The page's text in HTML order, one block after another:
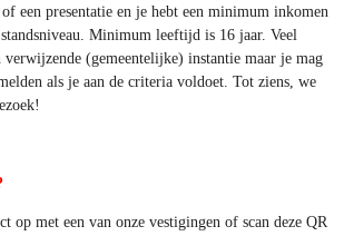
een presentatie en je hebt een minimum inkomen
Minimum leeftijd is 16 jaar. Veel
verwijzende (gemeentelijke) instantie maar je mag
als je aan de criteria voldoet. Tot ziens, we
op met een van onze vestigingen of scan deze QR